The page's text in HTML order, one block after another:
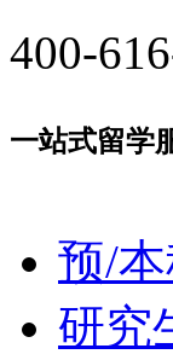
400-
一站式留学
预/
研究